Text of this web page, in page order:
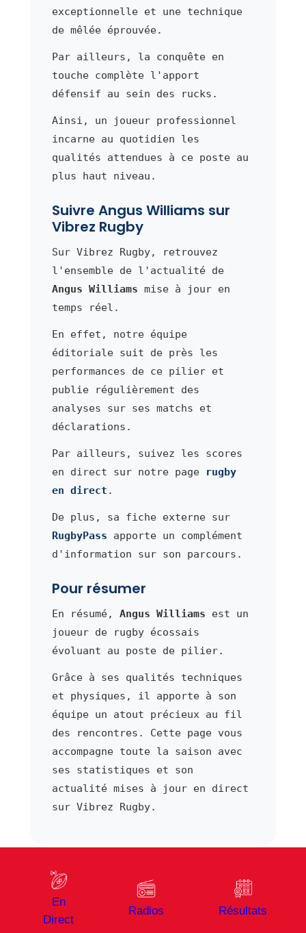
exceptionnelle et une technique
de mêlée éprouvée.
Par ailleurs, la conquête en
touche complète l'apport
défensif au sein des rucks.
Ainsi, un joueur professionnel
incarne au quotidien les
qualités attendues à ce poste au
plus haut niveau.
Suivre Angus Williams sur
Vibrez Rugby
Sur Vibrez Rugby, retrouvez
l'ensemble de l'actualité de
Angus Williams mise à jour en
temps réel.
En effet, notre équipe
éditoriale suit de près les
performances de ce pilier et
publie régulièrement des
analyses sur ses matchs et
déclarations.
Par ailleurs, suivez les scores
en direct sur notre page
rugby
en direct .
De plus, sa fiche externe sur
RugbyPass apporte un complément
d'information sur son parcours.
Pour résumer
En résumé, Angus Williams est un
joueur de rugby écossais
évoluant au poste de pilier.
Grâce à ses qualités techniques
et physiques, il apporte à son
équipe un atout précieux au fil
des rencontres. Cette page vous
accompagne toute la saison avec
ses statistiques et son
actualité mises à jour en direct
sur Vibrez Rugby.
⬅ Joueur précédent
Osian Williams
Ben Williams
En
Direct
Radios Résultats